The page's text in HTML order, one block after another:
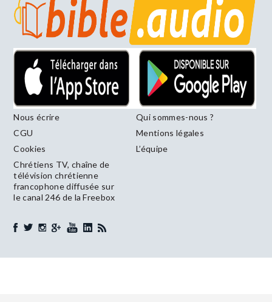
Nous écrire
Qui sommes-nous ?
CGU
Mentions légales
Cookies
L’équipe
Chrétiens TV, chaîne de
télévision chrétienne
francophone diffusée sur
le canal 246 de la Freebox